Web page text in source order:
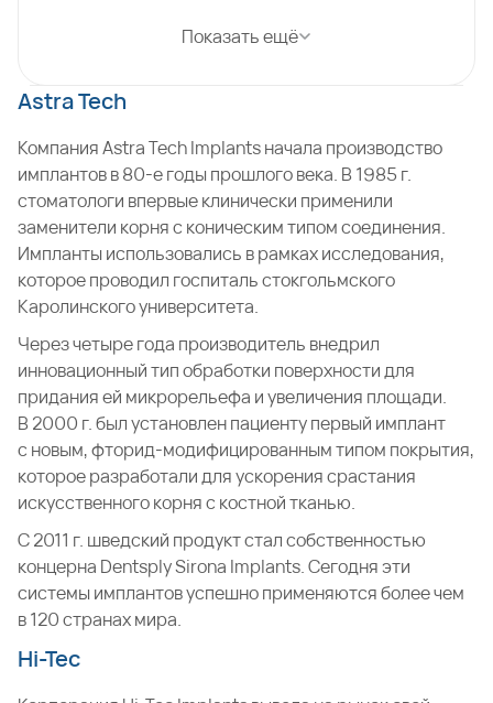
Показать ещё
Astra Tech
Компания Astra Tech Implants начала производство
имплантов в 80-е годы прошлого века. В 1985 г.
стоматологи впервые клинически применили
заменители корня с коническим типом соединения.
Импланты использовались в рамках исследования,
которое проводил госпиталь стокгольмского
Каролинского университета.
Через четыре года производитель внедрил
инновационный тип обработки поверхности для
придания ей микрорельефа и увеличения площади.
В 2000 г. был установлен пациенту первый имплант
с новым, фторид-модифицированным типом покрытия,
которое разработали для ускорения срастания
искусственного корня с костной тканью.
С 2011 г. шведский продукт стал собственностью
концерна Dentsply Sirona Implants. Сегодня эти
системы имплантов успешно применяются более чем
в 120 странах мира.
Hi-Tec